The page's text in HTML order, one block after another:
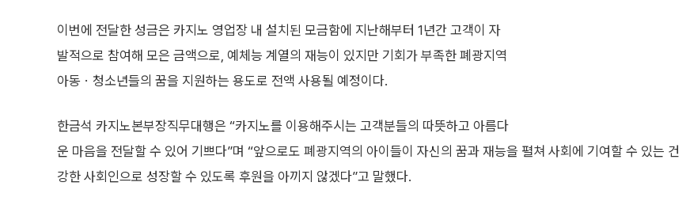
이번에 전달한 성금은 카지노 영업장 내 설치된 모금함에 지난해부터 1년간 고객이 자
발적으로 참여해 모은 금액으로, 예체능 계열의 재능이 있지만 기회가 부족한 폐광지역
아동ㆍ청소년들의 꿈을 지원하는 용도로 전액 사용될 예정이다.
한금석 카지노본부장직무대행은 “카지노를 이용해주시는 고객분들의 따뜻하고 아름다
운 마음을 전달할 수 있어 기쁘다”며 “앞으로도 폐광지역의 아이들이 자신의 꿈과 재능을 펼쳐 사회에 기여할 수 있는 건
강한 사회인으로 성장할 수 있도록 후원을 아끼지 않겠다”고 말했다.